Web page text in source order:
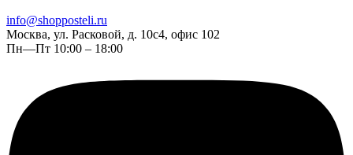
info@shopposteli.ru
Москва, ул. Расковой, д. 10с4, офис 102
Пн—Пт 10:00 – 18:00